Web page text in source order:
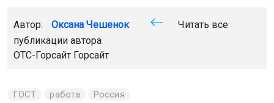
Автор: Оксана Чешенок
Читать все
публикации автора
ОТС-Горсайт Горсайт
ГОСТ работа Россия